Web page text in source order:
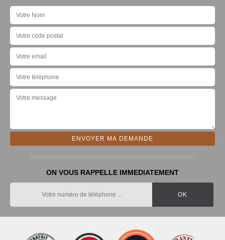
ON VOUS RAPPELLE IMMEDIATEMENT